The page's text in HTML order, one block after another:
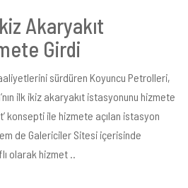
Akaryakıt
Girdi
sürdüren Koyuncu Petrolleri,
ilk ikiz akaryakıt istasyonunu hizmete
konsepti ile hizmete açılan istasyon
de Galericiler Sitesi içerisinde
olarak hizmet ..